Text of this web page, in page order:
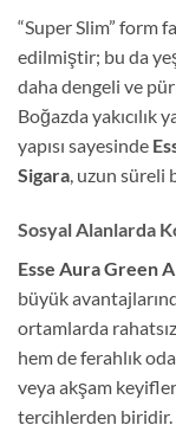
“Super Slim” form
edilmiştir; bu da
daha dengeli ve
Boğazda yakıcılık
yapısı sayesinde
Sigara, uzun süreli
Sosyal Alanlarda
Esse Aura Green
büyük
ortamlarda
hem de ferahlık
veya akşam
tercihlerden biridir.